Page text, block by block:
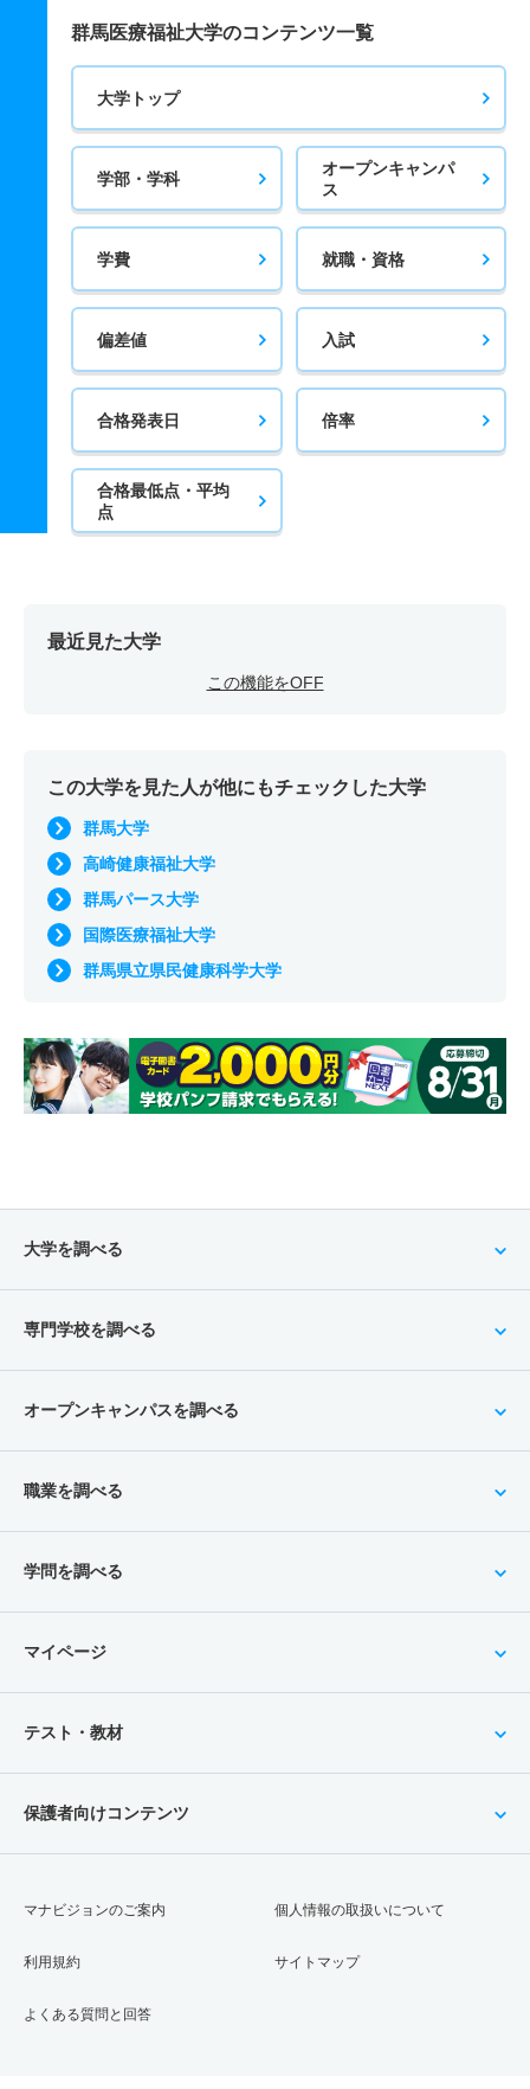
群馬医療福祉大学のコンテンツ一覧
大学トップ
学部・学科
オープンキャンパ
ス
学費 就職・資格
偏差値 入試
合格発表日 倍率
合格最低点・平均
点
最近見た大学
この機能をOFF
この大学を見た人が他にもチェックした大学
群馬大学
高崎健康福祉大学
群馬パース大学
国際医療福祉大学
群馬県立県民健康科学大学
大学を調べる
専門学校を調べる
オープンキャンパスを調べる
職業を調べる
学問を調べる
マイページ
テスト・教材
保護者向けコンテンツ
マナビジョンのご案内
利用規約
よくある質問と回答
個人情報の取扱いについて
サイトマップ